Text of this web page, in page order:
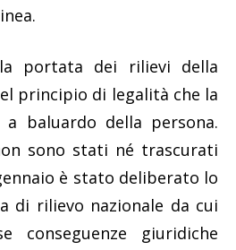
portata dei rilievi della
principio di legalità che la
a baluardo della persona.
sono stati né trascurati
è stato deliberato lo
di rilievo nazionale da cui
conseguenze giuridiche